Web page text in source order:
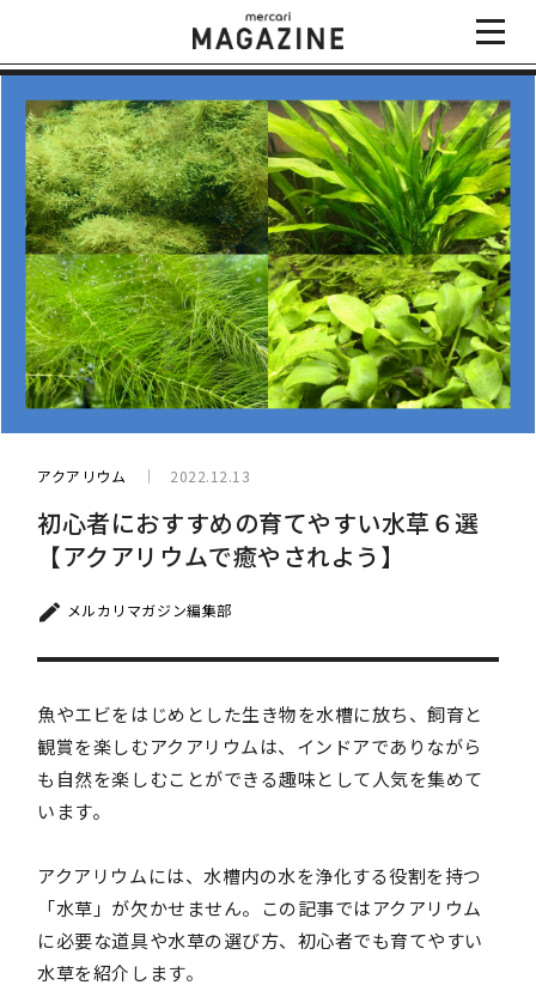
アクアリウム 2022.12.13
初心者におすすめの育てやすい水草６選
【アクアリウムで癒やされよう】
メルカリマガジン編集部
魚やエビをはじめとした生き物を水槽に放ち、飼育と
観賞を楽しむアクアリウムは、インドアでありながら
も自然を楽しむことができる趣味として人気を集めて
います。
アクアリウムには、水槽内の水を浄化する役割を持つ
「水草」が欠かせません。この記事ではアクアリウム
に必要な道具や水草の選び方、初心者でも育てやすい
水草を紹介します。